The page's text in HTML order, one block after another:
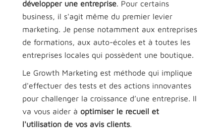
développer une entreprise. Pour certains
business, il s'agit même du premier levier
marketing. Je pense notamment aux entreprises
de formations, aux auto-écoles et à toutes les
entreprises locales qui possèdent une boutique.
Le Growth Marketing est méthode qui implique
d'effectuer des tests et des actions innovantes
pour challenger la croissance d’une entreprise. Il
va vous aider à optimiser le recueil et
l'utilisation de vos avis clients.